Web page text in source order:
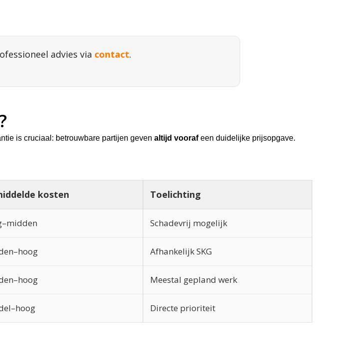
advies via contact.
is cruciaal: betrouwbare partijen geven altijd voorafeen duidelijke prijsopgave.
kosten Toelichting
Schadevrij mogelijk
Afhankelijk SKG
Meestal gepland werk
Directe prioriteit